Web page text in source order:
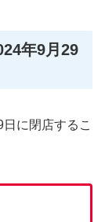
年9月29
に閉店するこ